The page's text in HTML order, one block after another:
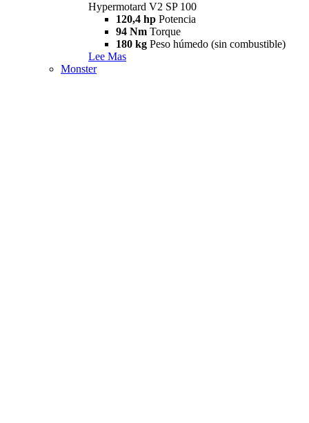
Hypermotard V2 SP 100
120,4 hp Potencia
94 Nm Torque
180 kg Peso húmedo (sin combustible)
Lee Mas
Monster